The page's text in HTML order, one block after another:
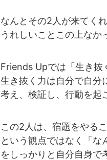
なんとその2人が来てく
うれしいことこの上なか
Friends Upでは「生き抜
生き抜く力は自分で自分
考え、検証し、行動を起
この2人は、宿題をやる
という観点ではなく「な
をしっかりと自分自身で